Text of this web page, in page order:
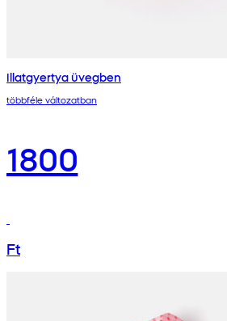
Illatgyertya üvegben
többféle változatban
1800
Ft